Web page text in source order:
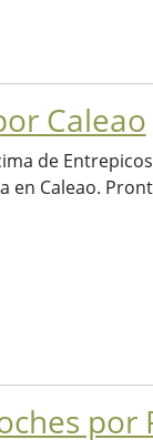
Caleao
de
en Caleao.